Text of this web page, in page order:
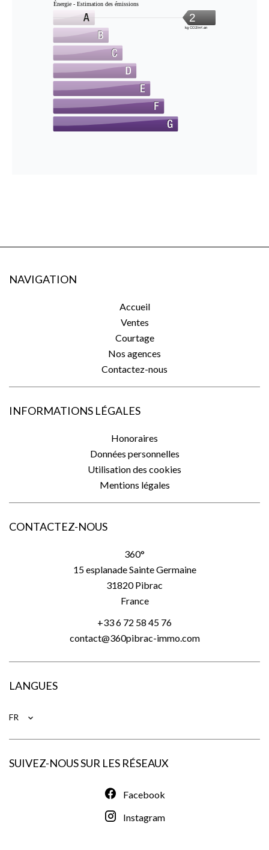
Énergie - Estimation des émissions
2
kg CO2/m².an
NAVIGATION
Accueil
Ventes
Courtage
Nos agences
Contactez-nous
INFORMATIONS LÉGALES
Honoraires
Données personnelles
Utilisation des cookies
Mentions légales
CONTACTEZ-NOUS
360°
15 esplanade Sainte Germaine
31820Pibrac
France
+33 6 72 58 45 76
contact@360pibrac-immo.com
LANGUES
FR
SUIVEZ-NOUS SUR LES RÉSEAUX
Facebook
Instagram